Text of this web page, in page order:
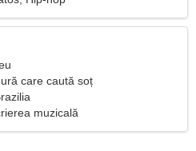
care caută soț
muzicală